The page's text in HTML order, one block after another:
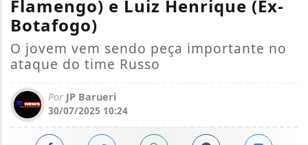
Flamengo) e Luiz Henrique (Ex-
Botafogo)
O jovem vem sendo peça importante no
ataque do time Russo
Por JP Barueri
30/07/2025 10:24